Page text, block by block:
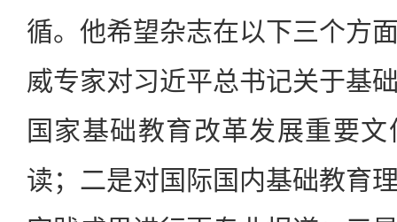
循。他希望杂志在以下三个方
威专家对习近平总书记关于基
国家基础教育改革发展重要
读；二是对国际国内基础教育